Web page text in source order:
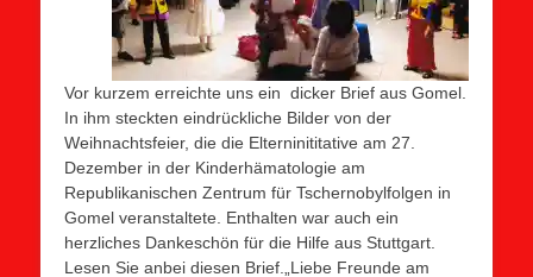
Vor kurzem erreichte uns ein dicker Brief aus Gomel.
In ihm steckten eindrückliche Bilder von der
Weihnachtsfeier, die die Elterninititative am 27.
Dezember in der Kinderhämatologie am
Republikanischen Zentrum für Tschernobylfolgen in
Gomel veranstaltete. Enthalten war auch ein
herzliches Dankeschön für die Hilfe aus Stuttgart.
Lesen Sie anbei diesen Brief.„Liebe Freunde am